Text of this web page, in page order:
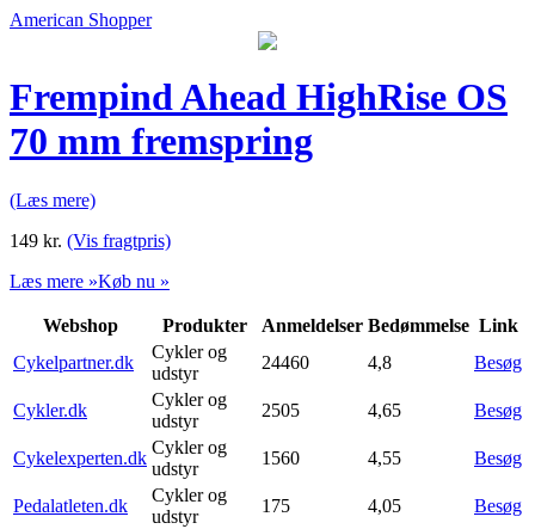
American Shopper
Frempind Ahead HighRise OS
70 mm fremspring
(Læs mere)
149 kr. (Vis fragtpris)
Læs mere »Køb nu »
Webshop Produkter Anmeldelser Bedømmelse Link
Cykelpartner.dk
Cykler og
udstyr
24460 4,8 Besøg
Cykler.dk
Cykler og
udstyr
2505 4,65 Besøg
Cykelexperten.dk
Cykler og
udstyr
1560 4,55 Besøg
Pedalatleten.dk
Cykler og
udstyr
175 4,05
Besøg